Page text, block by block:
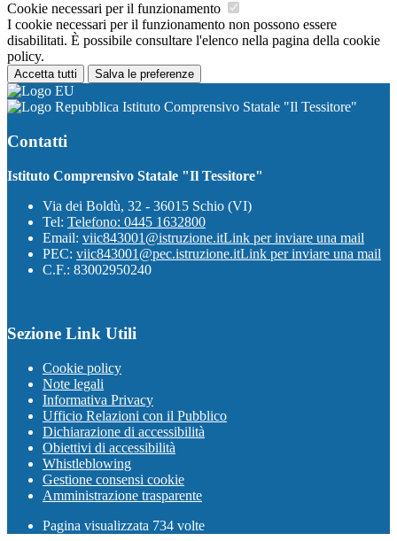
Cookie necessari per il funzionamento
I cookie necessari per il funzionamento non possono essere
disabilitati. È possibile consultare l'elenco nella pagina della cookie
policy.
Accetta tutti Salva le preferenze
Istituto Comprensivo Statale "Il Tessitore"
Contatti
Istituto Comprensivo Statale "Il Tessitore"
Via dei Boldù, 32 - 36015 Schio (VI)
Tel: Telefono: 0445 1632800
Email: viic843001@istruzione.itLink per inviare una mail
PEC: viic843001@pec.istruzione.itLink per inviare una mail
C.F.: 83002950240
Sezione Link Utili
Cookie policy
Note legali
Informativa Privacy
Ufficio Relazioni con il Pubblico
Dichiarazione di accessibilità
Obiettivi di accessibilità
Whistleblowing
Gestione consensi cookie
Amministrazione trasparente
Pagina visualizzata 734 volte